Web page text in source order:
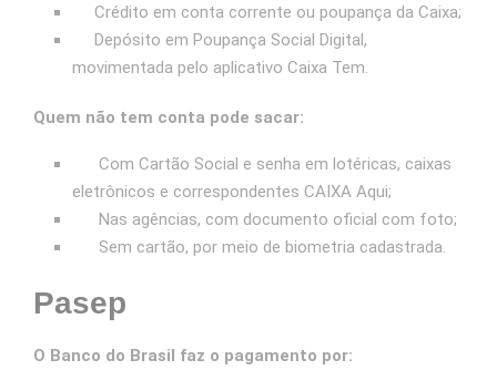
Crédito em conta corrente ou poupança da Caixa;
Depósito em Poupança Social Digital,
movimentada pelo aplicativo Caixa Tem.
Quem não tem conta pode sacar:
Com Cartão Social e senha em lotéricas, caixas
eletrônicos e correspondentes CAIXA Aqui;
Nas agências, com documento oficial com foto;
Sem cartão, por meio de biometria cadastrada.
Pasep
O Banco do Brasil faz o pagamento por: